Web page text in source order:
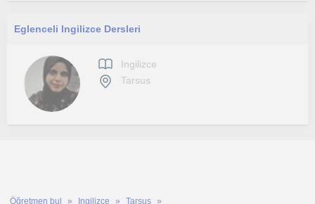
Eglenceli Ingilizce Dersleri
Ingilizce
Tarsus
Öğretmen bul Ingilizce Tarsus